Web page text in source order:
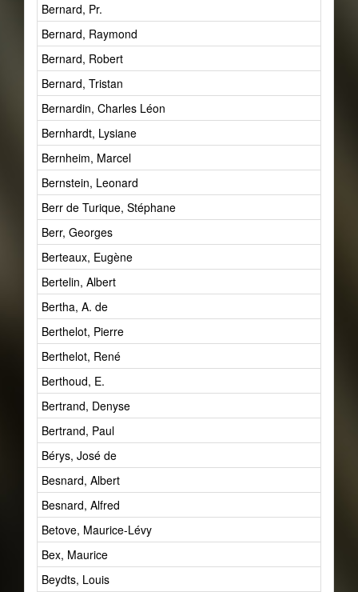
Bernard, Pr.
Bernard, Raymond
Bernard, Robert
Bernard, Tristan
Bernardin, Charles Léon
Bernhardt, Lysiane
Bernheim, Marcel
Bernstein, Leonard
Berr de Turique, Stéphane
Berr, Georges
Berteaux, Eugène
Bertelin, Albert
Bertha, A. de
Berthelot, Pierre
Berthelot, René
Berthoud, E.
Bertrand, Denyse
Bertrand, Paul
Bérys, José de
Besnard, Albert
Besnard, Alfred
Betove, Maurice-Lévy
Bex, Maurice
Beydts, Louis